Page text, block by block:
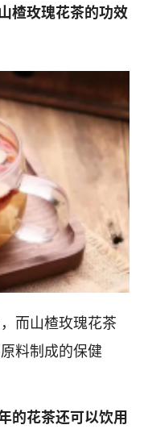
楂玫瑰花茶的功效
而山楂玫瑰花茶
料制成的保健
的花茶还可以饮用